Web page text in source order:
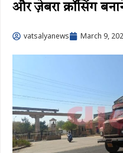
और ज़ेबरा क्रॉसिंग
vatsalyanews March 9,